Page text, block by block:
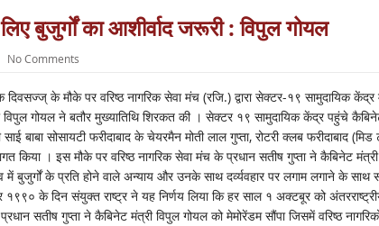
बुजुर्गों का आशीर्वाद जरूरी : विपुल गोयल
No Comments
दिवसज्ज् के मौके पर वरिष्ठ नागरिक सेवा मंच (रजि.) द्वारा सेक्टर-१९ सामुदायिक
विपुल गोयल ने बतौर मुख्यातिथि शिरकत की । सेक्टर १९ सामुदायिक केंद्र पहुंचे
बाबा सोसायटी फरीदाबाद के चेयरमैन मोती लाल गुप्ता, रोटरी क्लब फरीदाबाद
किया । इस मौके पर वरिष्ठ नागरिक सेवा मंच के प्रधान सतीष गुप्ता ने कैबिनेट
में बुजुर्गों के प्रति होने वाले अन्याय और उनके साथ दर्व्यवहार पर लगाम लगाने के साथ
के दिन संयुक्त राष्ट्र ने यह निर्णय लिया कि हर साल १ अक्टबूर को
सतीष गुप्ता ने कैबिनेट मंत्री विपुल गोयल को मेमोरेंडम सौंपा जिसमें वरिष्ठ